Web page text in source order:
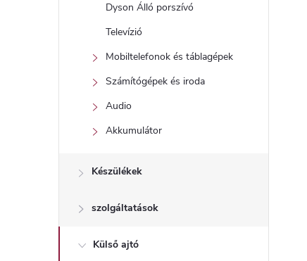
Dyson Álló porszívó
Televízió
Mobiltelefonok és táblagépek
Számítógépek és iroda
Audio
Akkumulátor
Készülékek
szolgáltatások
Külső ajtó